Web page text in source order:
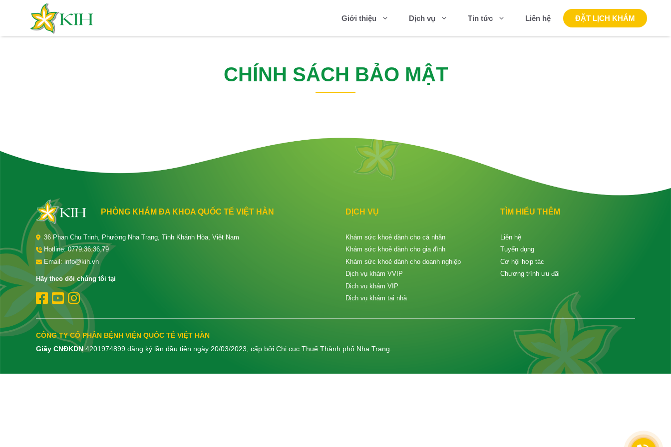
Giới thiệu Dịch vụ Tin tức Liên hệ ĐẶT LỊCH KHÁM
CHÍNH SÁCH BẢO MẬT
PHÒNG KHÁM ĐA KHOA QUỐC TẾ VIỆT HÀN
36 Phan Chu Trinh, Phường Nha Trang, Tỉnh Khánh Hòa, Việt Nam
Hotline:0779.36.36.79
Email: info@kih.vn
Hãy theo dõi chúng tôi tại
DỊCH VỤ
Khám sức khoẻ dành cho cá nhân
Khám sức khoẻ dành cho gia đình
Khám sức khoẻ dành cho doanh nghiệp
Dịch vụ khám VVIP
Dịch vụ khám VIP
Dịch vụ khám tại nhà
TÌM HIỂU THÊM
Liên hệ
Tuyển dụng
Cơ hội hợp tác
Chương trình ưu đãi
CÔNG TY CỔ PHẦN BỆNH VIỆN QUỐC TẾ VIỆT HÀN
Giấy CNĐKDN4201974899 đăng ký lần đầu tiên ngày 20/03/2023, cấp bởi Chi cục Thuế Thành phố Nha Trang.